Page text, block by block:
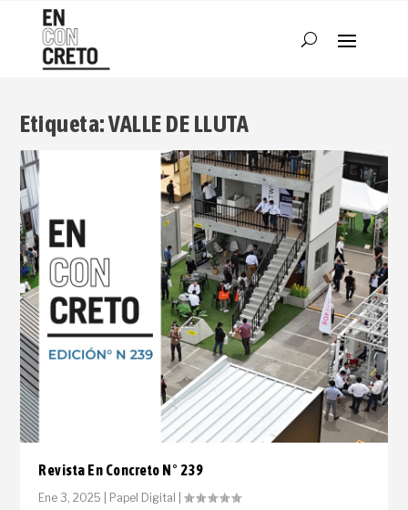
Etiqueta:VALLE DE LLUTA
Revista En Concreto N° 239
Ene 3, 2025 Papel Digital |